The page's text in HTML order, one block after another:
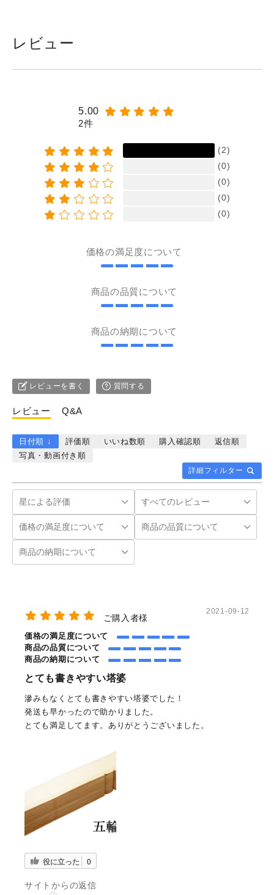
レビュー
5.00
2件
(2)
(0)
(0)
(0)
(0)
価格の満足度について
商品の品質について
商品の納期について
レビューを書く 質問する
レビュー Q&A
詳細フィルター
日付順 ↓ 評価順 いいね数順 購入確認順
返信順
写真・動画付き順
ご購入者様
2021-09-12
価格の満足度について
商品の品質について
商品の納期について
とても書きやすい塔婆
滲みもなくとても書きやすい塔婆でした！
発送も早かったので助かりました。
とても満足してます。ありがとうございました。
役に立った 0
サイトからの返信